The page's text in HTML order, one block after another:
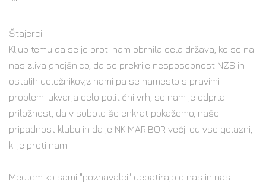
Štajerci!
Kljub temu da se je proti nam obrnila cela država, ko se na
nas zliva gnojšnico, da se prekrije nesposobnost NZS in
ostalih deležnikov,z nami pa se namesto s pravimi
problemi ukvarja celo politični vrh, se nam je odprla
priložnost, da v soboto še enkrat pokažemo, našo
pripadnost klubu in da je NK MARIBOR večji od vse golazni,
ki je proti nam!
Medtem ko sami "poznavalci" debatirajo o nas in nas